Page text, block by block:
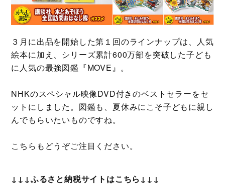
３月に出品を開始した第１回のラインナップは、人気
絵本に加え、シリーズ累計600万部を突破した子ども
に人気の最強図鑑『MOVE』。
NHKのスペシャル映像DVD付きのベストセラーをセ
ットにしました。図鑑も、夏休みにこそ子どもに親し
んでもらいたいものですね。
こちらもどうぞご注目ください。
↓↓↓ふるさと納税サイトはこちら↓↓↓